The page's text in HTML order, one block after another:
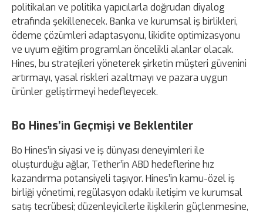
politikaları ve politika yapıcılarla doğrudan diyalog
etrafında şekillenecek. Banka ve kurumsal iş birlikleri,
ödeme çözümleri adaptasyonu, likidite optimizasyonu
ve uyum eğitim programları öncelikli alanlar olacak.
Hines, bu stratejileri yöneterek şirketin müşteri güvenini
artırmayı, yasal riskleri azaltmayı ve pazara uygun
ürünler geliştirmeyi hedefleyecek.
Bo Hines’in Geçmişi ve Beklentiler
Bo Hines’in siyasi ve iş dünyası deneyimleri ile
oluşturduğu ağlar, Tether’in ABD hedeflerine hız
kazandırma potansiyeli taşıyor. Hines’in kamu-özel iş
birliği yönetimi, regülasyon odaklı iletişim ve kurumsal
satış tecrübesi; düzenleyicilerle ilişkilerin güçlenmesine,